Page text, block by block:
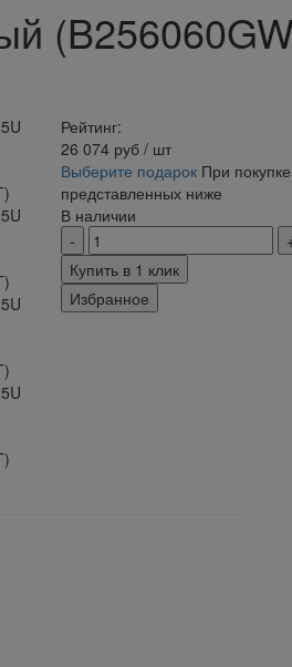
Рейтинг:
26 074 руб / шт
Выберите подарок При
представленных ниже
В наличии
Купить в 1 клик
Избранное